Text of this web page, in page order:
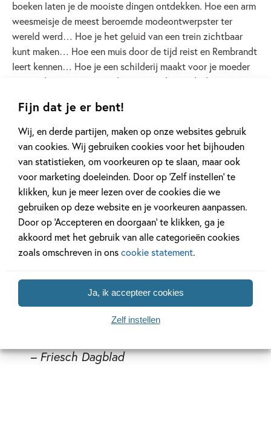
Fijn dat je er bent!
Wij, en derde partijen, maken op onze websites gebruik
van cookies. Wij gebruiken cookies voor het bijhouden
van statistieken, om voorkeuren op te slaan, maar ook
voor marketing doeleinden. Door op ‘Zelf instellen’ te
klikken, kun je meer lezen over de cookies die we
gebruiken op deze website en je voorkeuren aanpassen.
Door op ‘Accepteren en doorgaan’ te klikken, ga je
akkoord met het gebruik van alle categorieën cookies
zoals omschreven in onscookie statement.
Ja, ik accepteer cookies
Zelf instellen
boeken laten je de mooiste dingen ontdekken. Hoe een arm
weesmeisje de meest beroemde modeontwerpster ter
wereld werd… Hoe je het geluid van een trein zichtbaar
kunt maken… Hoe een muis door de tijd reist en Rembrandt
leert kennen… Hoe je een schilderij maakt voor je moeder
tussen de sterren… Reis door Hollandse landschappen en
Geniet van kleur in de tuin van Monet en ga mee op
avontuur in de fantastische wereld van Jeroen Bosch…
Lees de gekste weetjes over kleuren en laat je aanspoelen
op een eiland… Breng midden in de oorlog sinaasappels
naar Mondriaan in New York… De verhalen in deze boeken
laten je niet meer los!
Lees verder
‘Het is een zeer geslaagd prentenboek
– Friesch Dagblad